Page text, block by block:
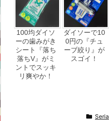
100均ダイソ
ーの歯みがき
シート『落ち
落ちV』がミ
ントでスッキ
リ爽やか！
ダイソーで10
0円の『チュ
ーブ絞り』が
スゴイ！
Seria